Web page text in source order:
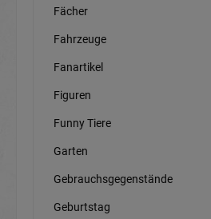
Fächer
Fahrzeuge
Fanartikel
Figuren
Funny Tiere
Garten
Gebrauchsgegenstände
Geburtstag